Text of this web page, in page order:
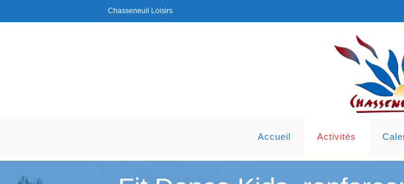
Chasseneuil Loisirs
Accueil Activités